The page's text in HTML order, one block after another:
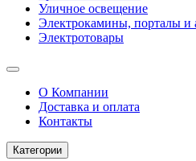
Уличное освещение
Электрокамины, порталы и
Электротовары
О Компании
Доставка и оплата
Контакты
Категории